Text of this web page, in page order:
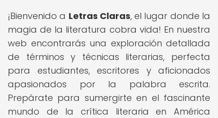
¡Bienvenido a Letras Claras, el lugar donde la
magia de la literatura cobra vida! En nuestra
web encontrarás una exploración detallada
de términos y técnicas literarias, perfecta
para estudiantes, escritores y aficionados
apasionados por la palabra escrita.
Prepárate para sumergirte en el fascinante
mundo de la crítica literaria en América